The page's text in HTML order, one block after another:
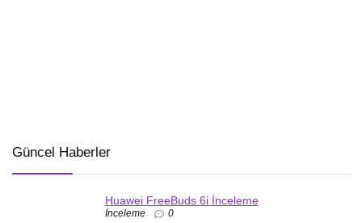
Güncel Haberler
Huawei FreeBuds 6i İnceleme
İnceleme 0